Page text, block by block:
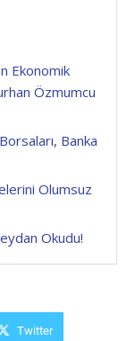
Ekonomik
Özmumcu
Banka
Olumsuz
Okudu!
Twitter